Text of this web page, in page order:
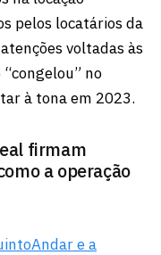
pelos locatários da
voltadas às
no
à tona em 2023.
firmam
a operação
e a